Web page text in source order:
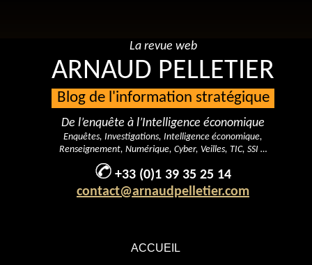
ACCUEIL
La revue web
ARNAUD PELLETIER
Blog de l'information stratégique
De l’enquête à l’Intelligence économique
Enquêtes, Investigations, Intelligence économique,
Renseignement, Numérique, Cyber, Veilles, TIC, SSI …
+33 (0)1 39 35 25 14
contact@arnaudpelletier.com